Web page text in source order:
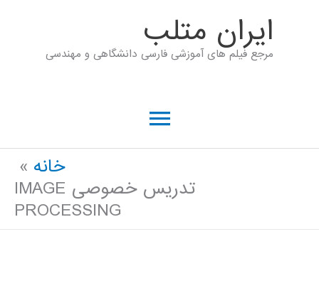
ايران متلب
مرجع فیلم های آموزشی فارسی دانشگاهی و مهندسی
فهرست
خانه
تدریس خصوصی IMAGE
PROCESSING